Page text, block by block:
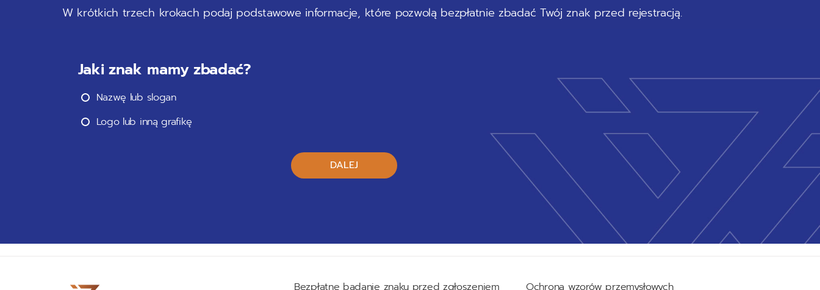
W krótkich trzech krokach podaj podstawowe informacje, które pozwolą bezpłatnie zbadać Twój znak przed rejestracją.
Jaki znak mamy zbadać?
Nazwę lub slogan
Logo lub inną grafikę
DALEJ